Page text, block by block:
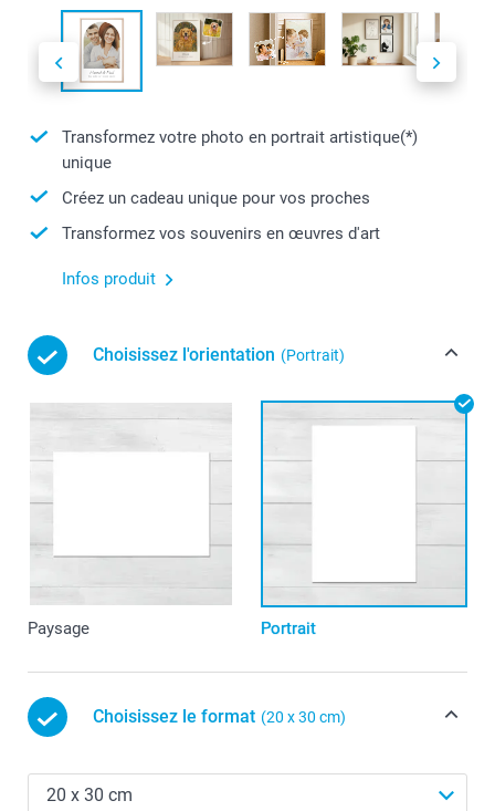
Transformez votre photo en portrait artistique(*)
unique
Créez un cadeau unique pour vos proches
Transformez vos souvenirs en œuvres d'art
Infos produit
Choisissez l'orientation (Portrait)
Paysage Portrait
Choisissez le format (20 x 30 cm)